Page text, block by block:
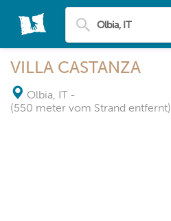
VILLA CASTANZA
Olbia, IT -
(550 meter vom Strand entfernt)